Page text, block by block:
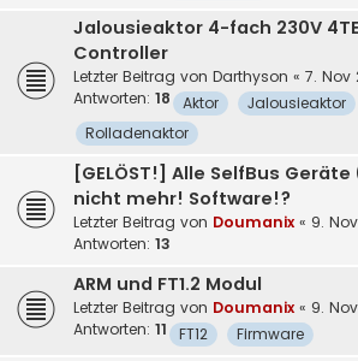
Jalousieaktor 4-fach 230V
Controller
Letzter Beitrag von Darthyson « 7. Nov
Antworten: 18 Aktor
Jalousieaktor
Rolladenaktor
[GELÖST!] Alle SelfBus
nicht mehr! Software!?
Letzter Beitrag von Doumanix « 9.
Antworten: 13
ARM und FT1.2 Modul
Letzter Beitrag von Doumanix « 9.
Antworten: 11 FT12 Firmware